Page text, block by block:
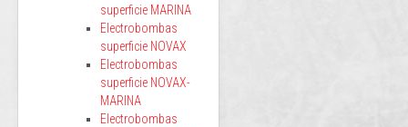
superficie MARINA
Electrobombas
superficie NOVAX
Electrobombas
superficie NOVAX-
MARINA
Electrobombas